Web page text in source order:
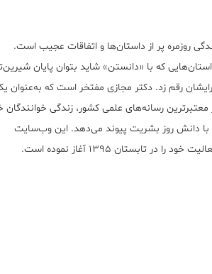
روزمره پر از داستان‌ها و اتفاقات عجیب است.
که با «دانستن» شاید بتوان پایان
رقم زد. دکتر مجازی مفتخر است که به‌عنوان
معتبر‌ترین رسانه‌های علمی کشور، زندگی خوانندگان
با دانش روز بشریت پیوند می‌دهد. این وب‌سایت
خود را در تابستان ۱۳۹۵ آغاز نموده است.